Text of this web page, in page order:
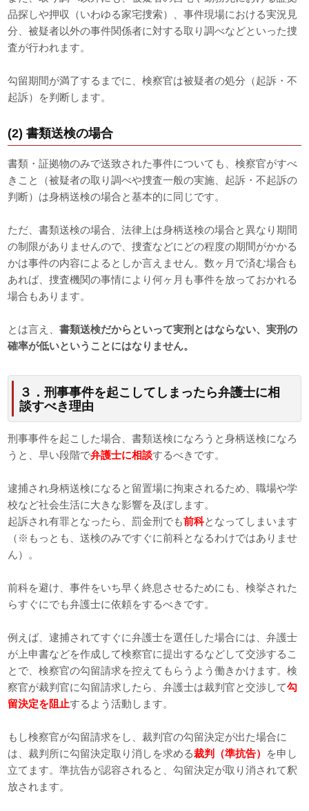
品探しや押収（いわゆる家宅捜索）、事件現場における実況見
分、被疑者以外の事件関係者に対する取り調べなどといった捜
査が行われます。
勾留期間が満了するまでに、検察官は被疑者の処分（起訴・不
起訴）を判断します。
(2) 書類送検の場合
書類・証拠物のみで送致された事件についても、検察官がすべ
きこと（被疑者の取り調べや捜査一般の実施、起訴・不起訴の
判断）は身柄送検の場合と基本的に同じです。
ただ、書類送検の場合、法律上は身柄送検の場合と異なり期間
の制限がありませんので、捜査などにどの程度の期間がかかる
かは事件の内容によるとしか言えません。数ヶ月で済む場合も
あれば、捜査機関の事情により何ヶ月も事件を放っておかれる
場合もあります。
とは言え、書類送検だからといって実刑とはならない、実刑の
確率が低いということにはなりません。
３．刑事事件を起こしてしまったら弁護士に相
談すべき理由
刑事事件を起こした場合、書類送検になろうと身柄送検になろ
うと、早い段階で弁護士に相談するべきです。
逮捕され身柄送検になると留置場に拘束されるため、職場や学
校など社会生活に大きな影響を及ぼします。
起訴され有罪となったら、罰金刑でも前科となってしまいます
（※もっとも、送検のみですぐに前科となるわけではありませ
ん）。
前科を避け、事件をいち早く終息させるためにも、検挙された
らすぐにでも弁護士に依頼をするべきです。
例えば、逮捕されてすぐに弁護士を選任した場合には、弁護士
が上申書などを作成して検察官に提出するなどして交渉するこ
とで、検察官の勾留請求を控えてもらうよう働きかけます。検
察官が裁判官に勾留請求したら、弁護士は裁判官と交渉して勾
留決定を阻止するよう活動します。
もし検察官が勾留請求をし、裁判官の勾留決定が出た場合に
は、裁判所に勾留決定取り消しを求める裁判（準抗告）
を申し
立てます。準抗告が認容されると、勾留決定が取り消されて釈
放されます。